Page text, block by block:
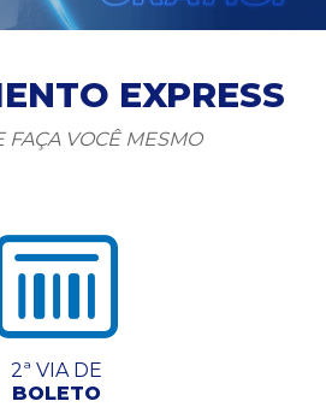
EXPRESS
FAÇA VOCÊ MESMO
2ª VIA DE
BOLETO